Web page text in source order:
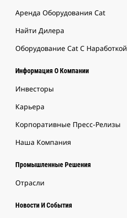
Аренда Оборудования Cat
Найти Дилера
Оборудование Cat С Наработкой
Информация О Компании
Инвесторы
Карьера
Корпоративные Пресс-Релизы
Наша Компания
Промышленные Решения
Отрасли
Новости И События